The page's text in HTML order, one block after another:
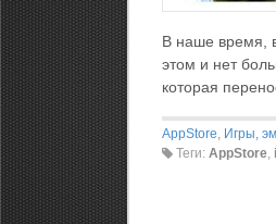
В наше время,
этом и нет
которая
AppStore Игры,
Теги: AppStore